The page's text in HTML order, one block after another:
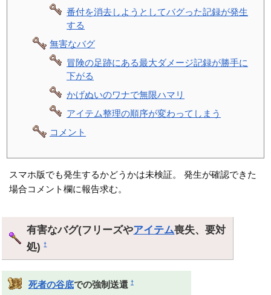
番付を消去しようとしてバグった記録が発生
する
無害なバグ
冒険の足跡にある最大ダメージ記録が勝手に
下がる
かげぬいのワナで無限ハマリ
アイテム整理の順序が変わってしまう
コメント
スマホ版でも発生するかどうかは未検証。 発生が確認できた
場合コメント欄に報告求む。
有害なバグ(フリーズやアイテム喪失、要対
処)†
死者の谷底での強制送還 †